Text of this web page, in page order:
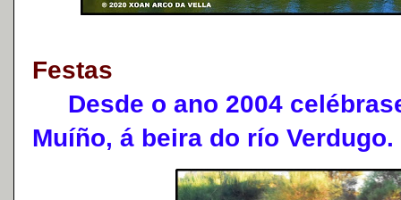
Festas
Desde o ano 2004
Muíño, á beira do río Verdugo.